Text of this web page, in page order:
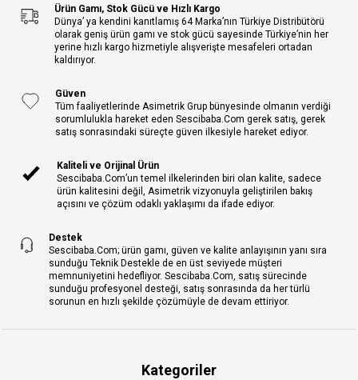
Ürün Gamı, Stok Gücü ve Hızlı Kargo
Dünya’ ya kendini kanıtlamış 64 Marka’nın Türkiye Distribütörü
olarak geniş ürün gamı ve stok gücü sayesinde Türkiye’nin her
yerine hızlı kargo hizmetiyle alışverişte mesafeleri ortadan
kaldırıyor.
Güven
Tüm faaliyetlerinde Asimetrik Grup bünyesinde olmanın verdiği
sorumlulukla hareket eden Sescibaba.Com gerek satış, gerek
satış sonrasındaki süreçte güven ilkesiyle hareket ediyor.
Kaliteli ve Orijinal Ürün
Sescibaba.Com’un temel ilkelerinden biri olan kalite, sadece
ürün kalitesini değil, Asimetrik vizyonuyla geliştirilen bakış
açısını ve çözüm odaklı yaklaşımı da ifade ediyor.
Destek
Sescibaba.Com; ürün gamı, güven ve kalite anlayışının yanı sıra
sunduğu Teknik Destekle de en üst seviyede müşteri
memnuniyetini hedefliyor. Sescibaba.Com, satış sürecinde
sunduğu profesyonel desteği, satış sonrasında da her türlü
sorunun en hızlı şekilde çözümüyle de devam ettiriyor.
Kategoriler